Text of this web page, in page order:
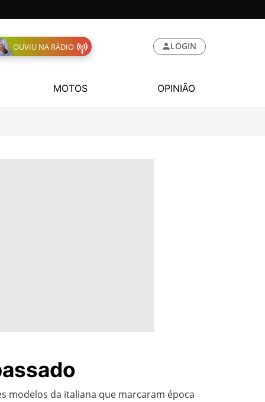
OUVIU NA RÁDIO LOGIN
MOTOS OPINIÃO
modelos da italiana que marcaram época